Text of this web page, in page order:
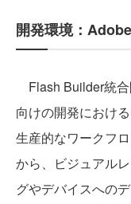
開発環境：
Flash Builder統
向けの開発におけ
生産的なワークフ
から、ビジュアル
グやデバイスへの